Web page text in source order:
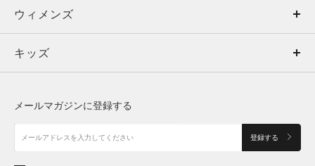
ウィメンズ
キッズ
アクセサリー
トップス
ボトムス
アクセサリー
ウィメンズ
トップス
シューズ
キッズ
メールマガジンに登録する
登録する